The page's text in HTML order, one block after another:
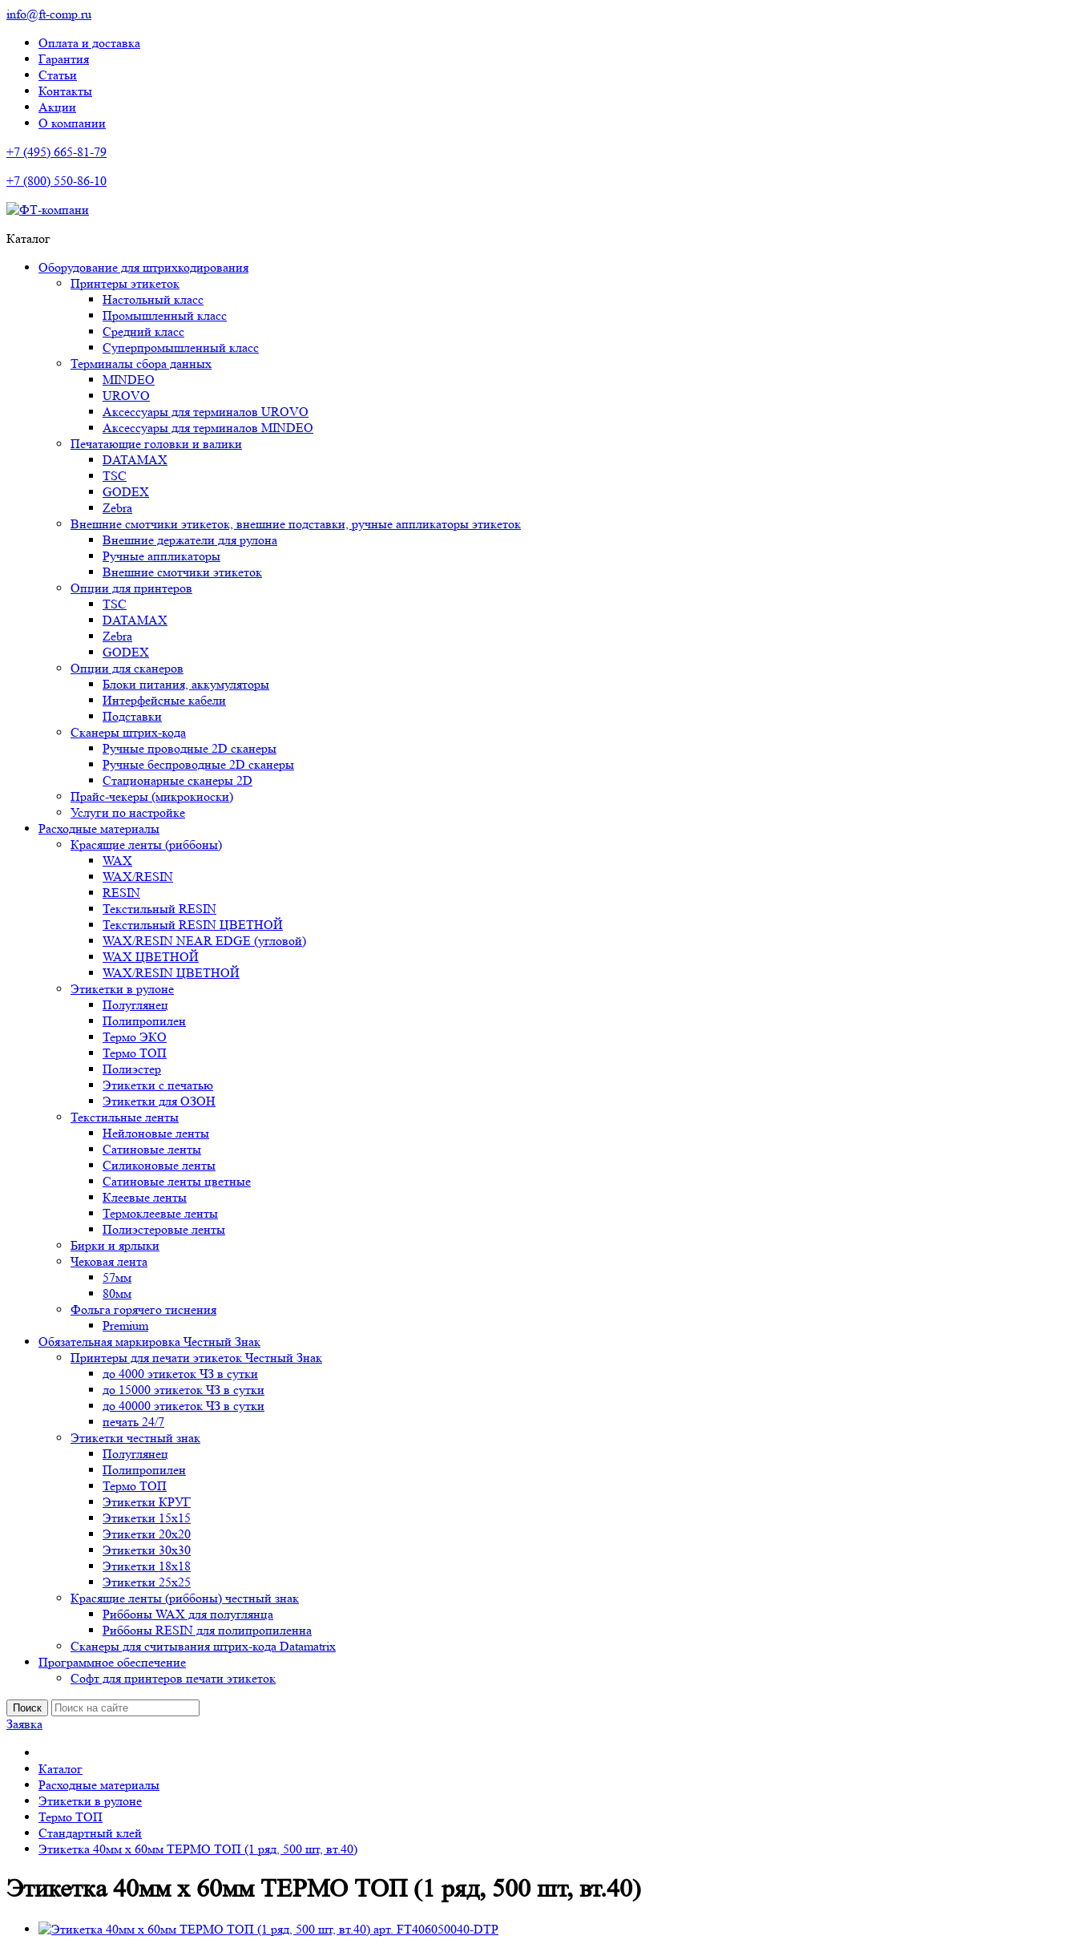
info@ft-comp.ru
Оплата и доставка
Гарантия
Статьи
Контакты
Акции
О компании
+7 (495) 665-81-79
+7 (800) 550-86-10
Каталог
Оборудование для штрихкодирования
Принтеры этикеток
Настольный класс
Промышленный класс
Средний класс
Суперпромышленный класс
Терминалы сбора данных
MINDEO
UROVO
Аксессуары для терминалов UROVO
Аксессуары для терминалов MINDEO
Печатающие головки и валики
DATAMAX
TSC
GODEX
Zebra
Внешние смотчики этикеток, внешние подставки, ручные аппликаторы этикеток
Внешние держатели для рулона
Ручные аппликаторы
Внешние смотчики этикеток
Опции для принтеров
TSC
DATAMAX
Zebra
GODEX
Опции для сканеров
Блоки питания, аккумуляторы
Интерфейсные кабели
Подставки
Сканеры штрих-кода
Ручные проводные 2D сканеры
Ручные беспроводные 2D сканеры
Стационарные сканеры 2D
Прайс-чекеры (микрокиоски)
Услуги по настройке
Расходные материалы
Красящие ленты (риббоны)
WAX
WAX/RESIN
RESIN
Текстильный RESIN
Текстильный RESIN ЦВЕТНОЙ
WAX/RESIN NEAR EDGE (угловой)
WAX ЦВЕТНОЙ
WAX/RESIN ЦВЕТНОЙ
Этикетки в рулоне
Полуглянец
Полипропилен
Термо ЭКО
Термо ТОП
Полиэстер
Этикетки с печатью
Этикетки для ОЗОН
Текстильные ленты
Нейлоновые ленты
Сатиновые ленты
Силиконовые ленты
Сатиновые ленты цветные
Клеевые ленты
Термоклеевые ленты
Полиэстеровые ленты
Бирки и ярлыки
Чековая лента
57мм
80мм
Фольга горячего тиснения
Premium
Обязательная маркировка Честный Знак
Принтеры для печати этикеток Честный Знак
до 4000 этикеток ЧЗ в сутки
до 15000 этикеток ЧЗ в сутки
до 40000 этикеток ЧЗ в сутки
печать 24/7
Этикетки честный знак
Полуглянец
Полипропилен
Термо ТОП
Этикетки КРУГ
Этикетки 15х15
Этикетки 20х20
Этикетки 30х30
Этикетки 18х18
Этикетки 25х25
Красящие ленты (риббоны) честный знак
Риббоны WAX для полуглянца
Риббоны RESIN для полипропиленна
Сканеры для считывания штрих-кода Datamatrix
Программное обеспечение
Софт для принтеров печати этикеток
Поиск
Заявка
Каталог
Расходные материалы
Этикетки в рулоне
Термо ТОП
Стандартный клей
Этикетка 40мм х 60мм ТЕРМО ТОП (1 ряд, 500 шт, вт.40)
Этикетка 40мм х 60мм ТЕРМО ТОП (1 ряд, 500 шт, вт.40)